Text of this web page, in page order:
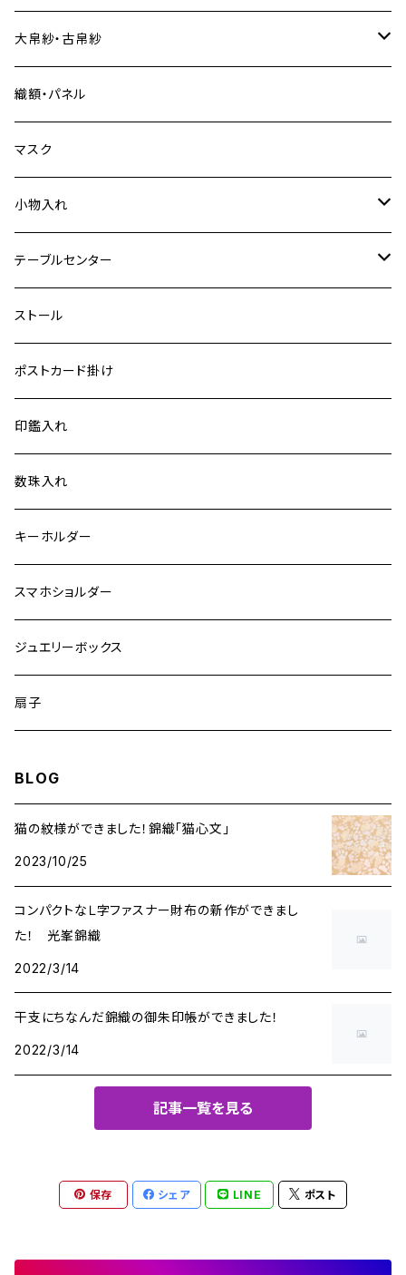
大帛紗・古帛紗
特裂
普通裂
織額・パネル
マスク
小物入れ
特裂
普通裂
テーブルセンター
中
小
大
手機 別誂え作品
ストール
ポストカード掛け
印鑑入れ
数珠入れ
キーホルダー
スマホショルダー
ジュエリーボックス
扇子
BLOG
猫の紋様ができました！錦織「猫心文」
2023/10/25
コンパクトなＬ字ファスナー財布の新作ができまし
た！ 光峯錦織
2022/3/14
干支にちなんだ錦織の御朱印帳ができました！
2022/3/14
記事一覧を見る
保存 シェア LINE ポスト